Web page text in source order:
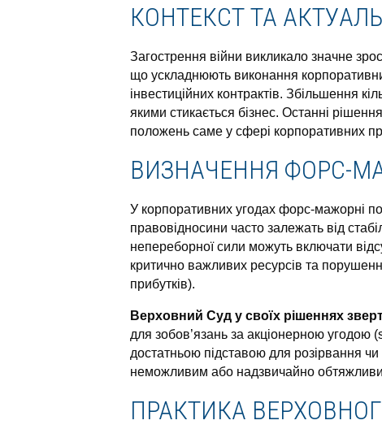
КОНТЕКСТ ТА
Загострення війни викликало значне
що ускладнюють виконання
інвестиційних контрактів. Збільшення
якими стикається бізнес. Останні
положень саме у сфері корпоративних
ВИЗНАЧЕННЯ ФОРС-
У корпоративних угодах форс-мажорні
правовідносини часто залежать від
непереборної сили можуть включати
критично важливих ресурсів та
прибутків).
Верховний Суд у своїх рішеннях
для зобов’язань за акціонерною
достатньою підставою для розірвання
неможливим або надзвичайно
ПРАКТИКА